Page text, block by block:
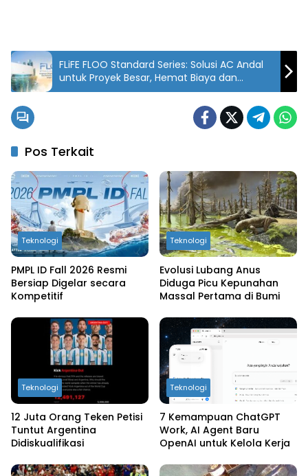
FLiFE FLOO Standard Series: Solusi AC Andal
untuk Proyek Besar, Hemat Biaya dan
Perawatan!
Pos Terkait
Teknologi
PMPL ID Fall 2026 Resmi
Bersiap Digelar secara
Kompetitif
Teknologi
Evolusi Lubang Anus
Diduga Picu Kepunahan
Massal Pertama di Bumi
Teknologi
12 Juta Orang Teken Petisi
Tuntut Argentina
Didiskualifikasi
Teknologi
7 Kemampuan ChatGPT
Work, AI Agent Baru
OpenAI untuk Kelola Kerja